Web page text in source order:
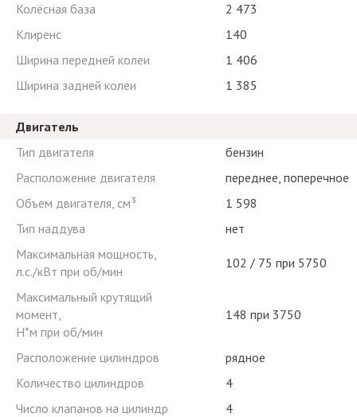
Колёсная база
2 473
Клиренс
140
Ширина передней колеи
1 406
Ширина задней колеи
1 385
Двигатель
Тип двигателя
бензин
Расположение двигателя
переднее, поперечное
Объем двигателя, см³
1 598
Тип наддува
нет
Максимальная мощность,
л.с./кВт при об/мин
102 / 75 при 5750
Максимальный крутящий
момент,
Н*м при об/мин
148 при 3750
Расположение цилиндров
рядное
Количество цилиндров
4
Число клапанов на цилиндр
4